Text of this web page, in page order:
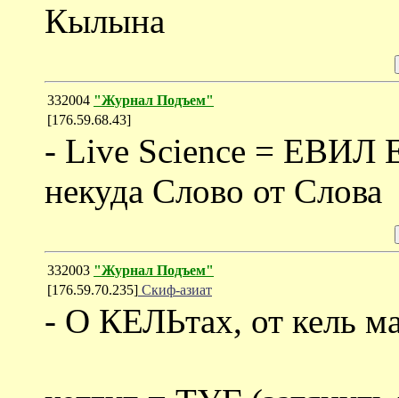
Кылына
332004 "Журнал Подъем"
[176.59.68.43]
- Live Science = ЕВИЛ
некуда Слово от Слова
332003 "Журнал Подъем"
[176.59.70.235] Скиф-азиат
- О КЕЛЬтах, от кель